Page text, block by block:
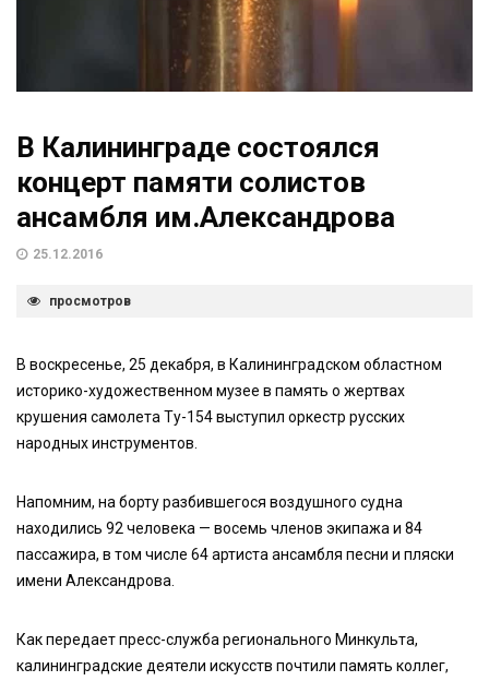
В Калининграде состоялся
концерт памяти солистов
ансамбля им.Александрова
25.12.2016
просмотров
В воскресенье, 25 декабря, в Калининградском областном
историко-художественном музее в память о жертвах
крушения самолета Ту-154 выступил оркестр русских
народных инструментов.
Напомним, на борту разбившегося воздушного судна
находились 92 человека — восемь членов экипажа и 84
пассажира, в том числе 64 артиста ансамбля песни и пляски
имени Александрова.
Как передает пресс-служба регионального Минкульта,
калининградские деятели искусств почтили память коллег,